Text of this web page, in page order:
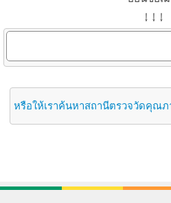
↓ ↓ ↓
หรือให้เราค้นหาสถานีตรวจวัดคุณ